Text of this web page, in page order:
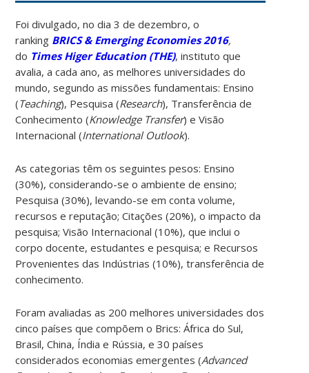
Foi divulgado, no dia 3 de dezembro, o
ranking BRICS & Emerging Economies 2016,
do Times Higer Education (THE), instituto que
avalia, a cada ano, as melhores universidades do
mundo, segundo as missões fundamentais: Ensino
(Teaching), Pesquisa (Research), Transferência de
Conhecimento (Knowledge Transfer) e Visão
Internacional (International Outlook).
As categorias têm os seguintes pesos: Ensino
(30%), considerando-se o ambiente de ensino;
Pesquisa (30%), levando-se em conta volume,
recursos e reputação; Citações (20%), o impacto da
pesquisa; Visão Internacional (10%), que inclui o
corpo docente, estudantes e pesquisa; e Recursos
Provenientes das Indústrias (10%), transferência de
conhecimento.
Foram avaliadas as 200 melhores universidades dos
cinco países que compõem o Brics: África do Sul,
Brasil, China, Índia e Rússia, e 30 países
considerados economias emergentes (Advanced